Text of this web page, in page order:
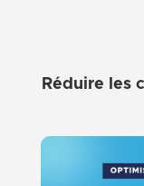
Réduire les